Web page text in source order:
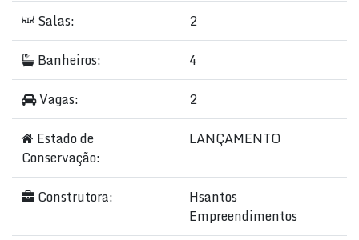
Salas:
2
Banheiros:
4
Vagas:
2
Estado de
Conservação:
LANÇAMENTO
Construtora:
Hsantos
Empreendimentos